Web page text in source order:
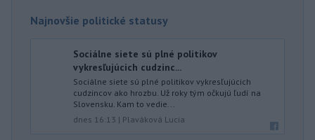
Najnovšie politické statusy
Sociálne siete sú plné politikov
vykresľujúcich cudzinc...
Sociálne siete sú plné politikov vykresľujúcich
cudzincov ako hrozbu. Už roky tým očkujú ľudí na
Slovensku. Kam to vedie...
dnes 16:13 | Plaváková Lucia